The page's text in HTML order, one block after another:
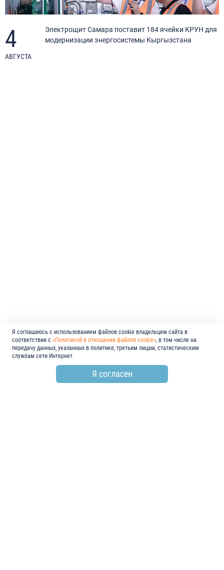
4
АВГУСТА
Электрощит Самара поставит 184 ячейки КРУН для
модернизации энергосистемы Кыргызстана
Я соглашаюсь с использованием файлов cookie владельцем сайта в
соответствии с «Политикой в отношении файлов cookie», в том числе на
передачу данных, указанных в политике, третьим лицам, статистическим
службам сети Интернет
Я согласен